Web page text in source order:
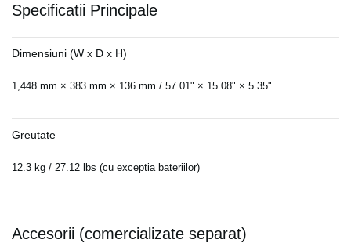
Specificatii Principale
Dimensiuni (W x D x H)
1,448 mm × 383 mm × 136 mm / 57.01" × 15.08" × 5.35"
Greutate
12.3 kg / 27.12 lbs (cu exceptia bateriilor)
Accesorii (comercializate separat)